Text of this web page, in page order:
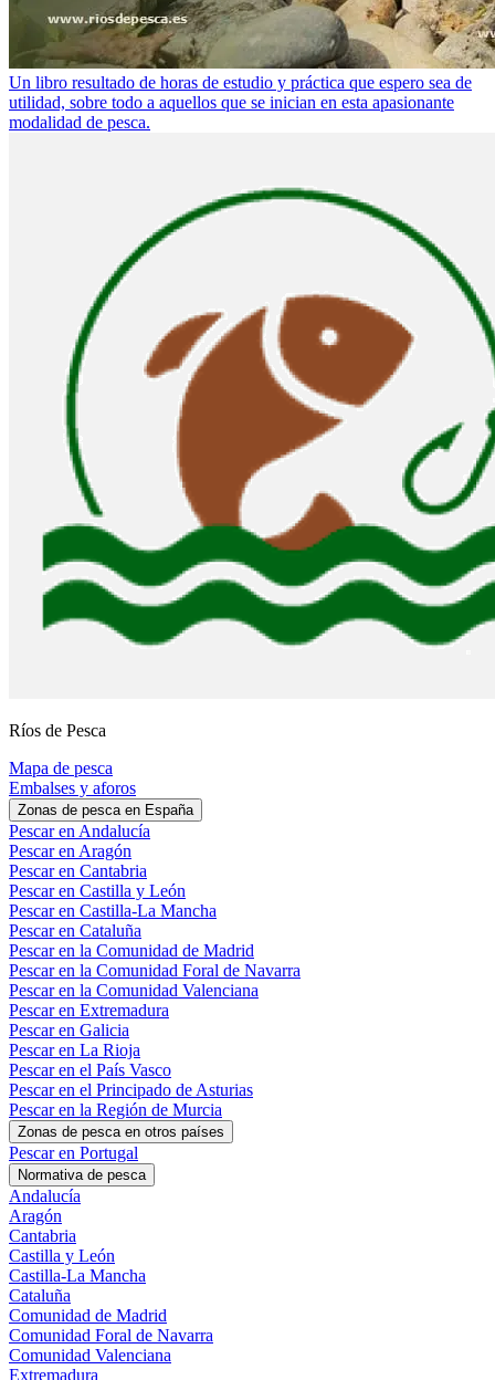
Un libro resultado de horas de estudio y práctica que espero sea de
utilidad, sobre todo a aquellos que se inician en esta apasionante
modalidad de pesca.
Ríos de Pesca
Mapa de pesca
Embalses y aforos
Zonas de pesca en España
Pescar en Andalucía
Pescar en Aragón
Pescar en Cantabria
Pescar en Castilla y León
Pescar en Castilla-La Mancha
Pescar en Cataluña
Pescar en la Comunidad de Madrid
Pescar en la Comunidad Foral de Navarra
Pescar en la Comunidad Valenciana
Pescar en Extremadura
Pescar en Galicia
Pescar en La Rioja
Pescar en el País Vasco
Pescar en el Principado de Asturias
Pescar en la Región de Murcia
Zonas de pesca en otros países
Pescar en Portugal
Normativa de pesca
Andalucía
Aragón
Cantabria
Castilla y León
Castilla-La Mancha
Cataluña
Comunidad de Madrid
Comunidad Foral de Navarra
Comunidad Valenciana
Extremadura